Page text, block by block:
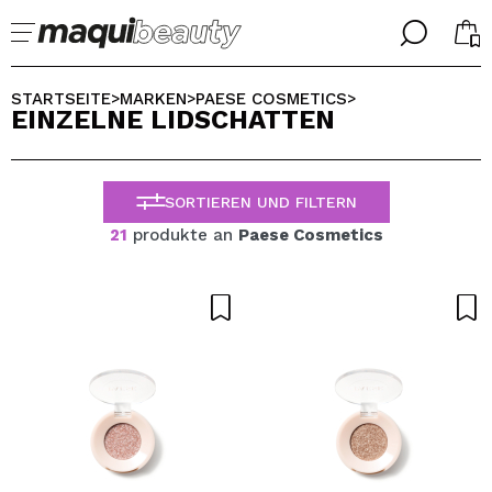
╳
Ich bin bereits #maquilover, ich habe ein Konto
Ich habe hier kein Konto
╳
WÄHLE DEINE SPRACHE
ALEMAN
ESPAÑOL
ENGLISH
FRANCES
STARTSEITE>MARKEN>PAESE COSMETICS>
EINZELNE LIDSCHATTEN
SORTIEREN UND FILTERN
21 produkte an Paese Cosmetics